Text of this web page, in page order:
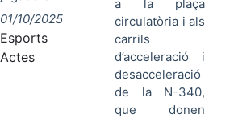
01/10/2025
Esports
Actes
a la plaça
circulatòria i als
carrils
d’acceleració i
desacceleració
de la N-340,
que donen